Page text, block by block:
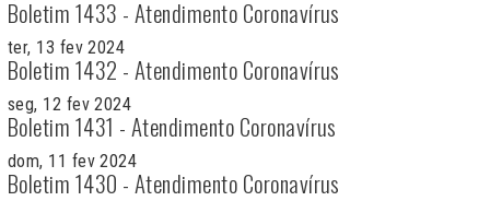
Boletim 1433 - Atendimento Coronavírus
ter, 13 fev 2024
Boletim 1432 - Atendimento Coronavírus
seg, 12 fev 2024
Boletim 1431 - Atendimento Coronavírus
dom, 11 fev 2024
Boletim 1430 - Atendimento Coronavírus